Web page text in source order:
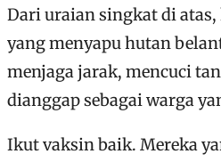
Dari uraian singkat di
yang menyapu hutan
menjaga jarak, mencuci
dianggap sebagai warga
Ikut vaksin baik. Mereka